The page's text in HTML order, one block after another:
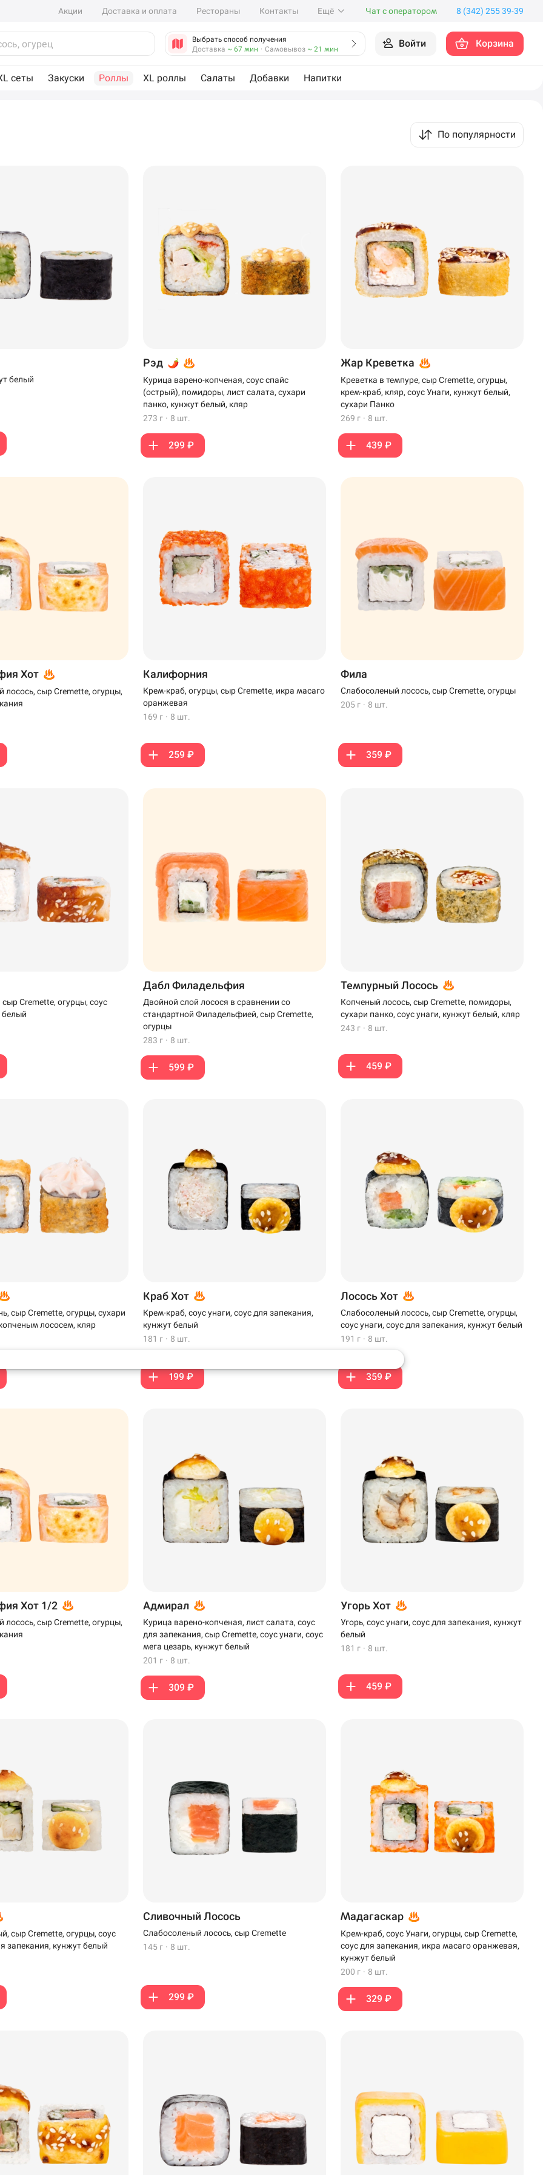
Акции Доставка и оплата Рестораны Контакты Ещё Чат с оператором 8 (342) 255 39-39
Выбрать способ получения
Доставка ~ 67 мин · Самовывоз ~ 21 мин Войти Корзина
сеты Закуски Роллы XL роллы Салаты Добавки Напитки
По популярности
белый
Рэд
Курица варено-копченая, соус спайс
(острый), помидоры, лист салата, сухари
панко, кунжут белый, кляр
273 г · 8 шт.
299 ₽
Жар Креветка
Креветка в темпуре, сыр Cremette, огурцы,
крем-краб, кляр, соус Унаги, кунжут белый,
сухари Панко
269 г · 8 шт.
439 ₽
Хот
лосось, сыр Cremette, огурцы,
Калифорния
Крем-краб, огурцы, сыр Cremette, икра масаго
оранжевая
169 г · 8 шт.
259 ₽
Фила
Слабосоленый лосось, сыр Cremette, огурцы
205 г · 8 шт.
359 ₽
сыр Cremette, огурцы, соус
белый
Дабл Филадельфия
Двойной слой лосося в сравнении со
стандартной Филадельфией, сыр Cremette,
огурцы
283 г · 8 шт.
599 ₽
Темпурный Лосось
Копченый лосось, сыр Cremette, помидоры,
сухари панко, соус унаги, кунжут белый, кляр
243 г · 8 шт.
459 ₽
сыр Cremette, огурцы, сухари
лососем, кляр
Краб Хот
Крем-краб, соус унаги, соус для запекания,
кунжут белый
181 г · 8 шт.
199 ₽
Лосось Хот
Слабосоленый лосось, сыр Cremette, огурцы,
соус унаги, соус для запекания, кунжут белый
191 г · 8 шт.
359 ₽
Хот 1/2
лосось, сыр Cremette, огурцы,
Адмирал
Курица варено-копченая, лист салата, соус
для запекания, сыр Cremette, соус унаги, соус
мега цезарь, кунжут белый
201 г · 8 шт.
309 ₽
Угорь Хот
Угорь, соус унаги, соус для запекания, кунжут
белый
181 г · 8 шт.
459 ₽
сыр Cremette, огурцы, соус
запекания, кунжут белый
Сливочный Лосось
Слабосоленый лосось, сыр Cremette
145 г · 8 шт.
299 ₽
Мадагаскар
Крем-краб, соус Унаги, огурцы, сыр Cremette,
соус для запекания, икра масаго оранжевая,
кунжут белый
200 г · 8 шт.
329 ₽
99 ₽